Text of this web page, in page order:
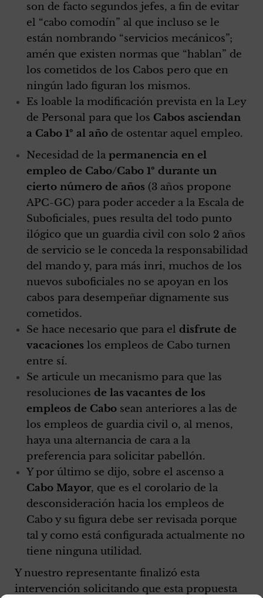
son de facto segundos jefes, a fin de evitar
el “cabo comodín” al que incluso se le
están nombrando “servicios mecánicos”;
amén que existen normas que “hablan” de
los cometidos de los Cabos pero que en
ningún lado figuran los mismos.
Es loable la modificación prevista en la Ley
de Personal para que los Cabos asciendan
a Cabo 1º al año de ostentar aquel empleo.
Necesidad de la permanencia en el
empleo de Cabo/Cabo 1º durante un
cierto número de años (3 años propone
APC-GC) para poder acceder a la Escala de
Suboficiales, pues resulta del todo punto
ilógico que un guardia civil con solo 2 años
de servicio se le conceda la responsabilidad
del mando y, para más inri, muchos de los
nuevos suboficiales no se apoyan en los
cabos para desempeñar dignamente sus
cometidos.
Se hace necesario que para el disfrute de
vacaciones los empleos de Cabo turnen
entre sí.
Se articule un mecanismo para que las
resoluciones de las vacantes de los
empleos de Cabo sean anteriores a las de
los empleos de guardia civil o, al menos,
haya una alternancia de cara a la
preferencia para solicitar pabellón.
Y por último se dijo, sobre el ascenso a
Cabo Mayor, que es el corolario de la
desconsideración hacia los empleos de
Cabo y su figura debe ser revisada porque
tal y como está configurada actualmente no
tiene ninguna utilidad.
Y nuestro representante finalizó esta
intervención solicitando que esta propuesta